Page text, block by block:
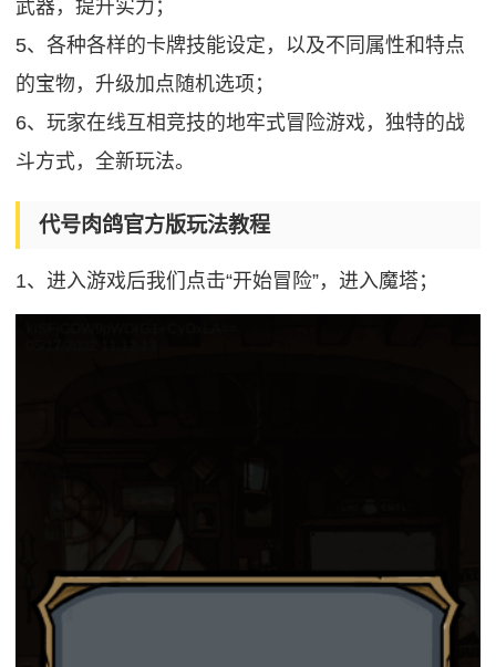
武器，提升实力；
5、各种各样的卡牌技能设定，以及不同属性和特点
的宝物，升级加点随机选项；
6、玩家在线互相竞技的地牢式冒险游戏，独特的战
斗方式，全新玩法。
代号肉鸽官方版玩法教程
1、进入游戏后我们点击“开始冒险”，进入魔塔；